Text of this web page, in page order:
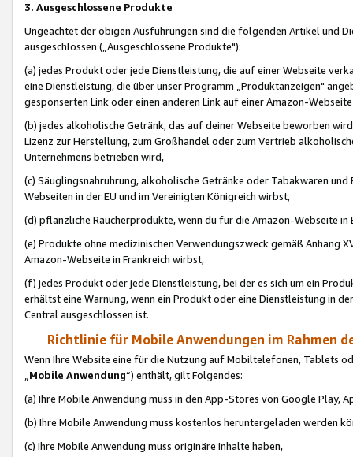
3. Ausgeschlossene Produkte
Ungeachtet der obigen Ausführungen sind die folgenden Artikel und
ausgeschlossen („Ausgeschlossene Produkte"):
(a) jedes Produkt oder jede Dienstleistung, die auf einer Webseite
eine Dienstleistung, die über unser Programm „Produktanzeigen"
gesponserten Link oder einen anderen Link auf einer Amazon-
(b) jedes alkoholische Getränk, das auf deiner Webseite beworben
Lizenz zur Herstellung, zum Großhandel oder zum Vertrieb
Unternehmens betrieben wird,
(c) Säuglingsnahruhrung, alkoholische Getränke oder Tabakwaren
Webseiten in der EU und im Vereinigten Königreich wirbst,
(d) pflanzliche Raucherprodukte, wenn du für die Amazon-Webseite in
(e) Produkte ohne medizinischen Verwendungszweck gemäß Anhang
Amazon-Webseite in Frankreich wirbst,
(f) jedes Produkt oder jede Dienstleistung, bei der es sich um ein
erhältst eine Warnung, wenn ein Produkt oder eine Dienstleistung in
Central ausgeschlossen ist.
Richtlinie für Mobile Anwendungen im Rahmen
Wenn Ihre Website eine für die Nutzung auf Mobiltelefonen, Tablets
„Mobile Anwendung“) enthält, gilt Folgendes:
(a) Ihre Mobile Anwendung muss in den App-Stores von Google Play,
(b) Ihre Mobile Anwendung muss kostenlos heruntergeladen werden
(c) Ihre Mobile Anwendung muss originäre Inhalte haben,